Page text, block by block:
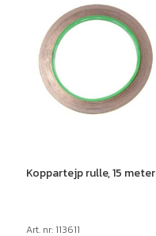
Koppartejp rulle, 15 meter
Art. nr: 113611